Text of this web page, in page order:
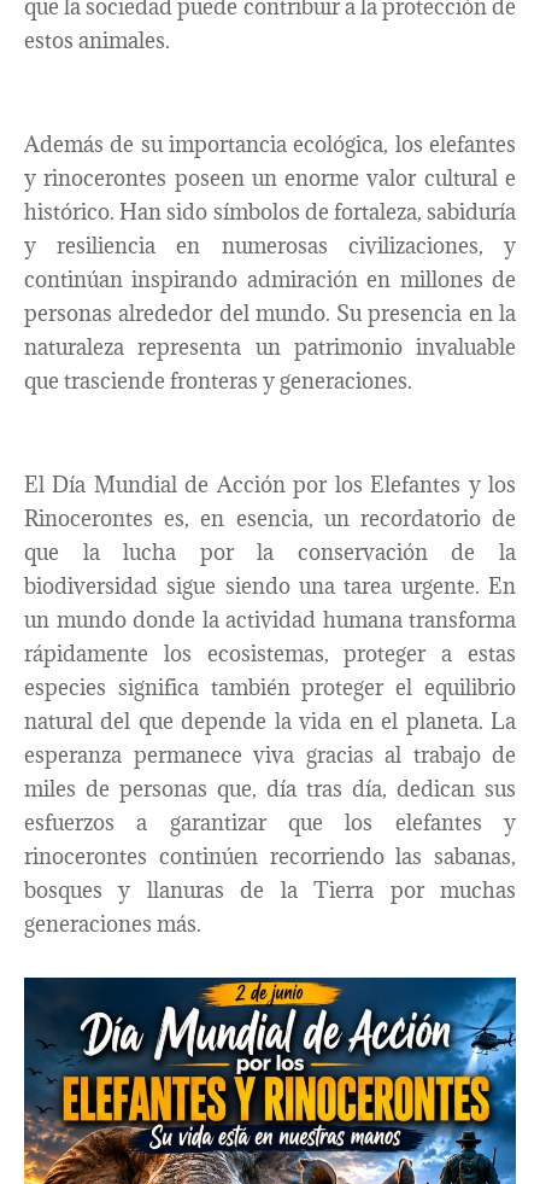
que la sociedad puede contribuir a la protección de
estos animales.
Además de su importancia ecológica, los elefantes
y rinocerontes poseen un enorme valor cultural e
histórico. Han sido símbolos de fortaleza, sabiduría
y resiliencia en numerosas civilizaciones, y
continúan inspirando admiración en millones de
personas alrededor del mundo. Su presencia en la
naturaleza representa un patrimonio invaluable
que trasciende fronteras y generaciones.
El Día Mundial de Acción por los Elefantes y los
Rinocerontes es, en esencia, un recordatorio de
que la lucha por la conservación de la
biodiversidad sigue siendo una tarea urgente. En
un mundo donde la actividad humana transforma
rápidamente los ecosistemas, proteger a estas
especies significa también proteger el equilibrio
natural del que depende la vida en el planeta. La
esperanza permanece viva gracias al trabajo de
miles de personas que, día tras día, dedican sus
esfuerzos a garantizar que los elefantes y
rinocerontes continúen recorriendo las sabanas,
bosques y llanuras de la Tierra por muchas
generaciones más.